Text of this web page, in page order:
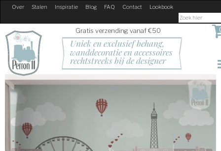
Over Stalen Inspiratie Blog FAQ Contact Lookbook
Gratis verzending vanaf €50
Uniek en exclusief behang,
wanddecoratie en accessoires
rechtstreeks bij de designer